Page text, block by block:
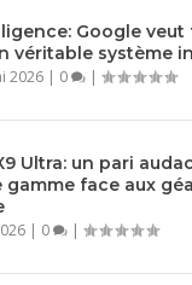
Google veut
véritable système
2026 | 0 |
Ultra: un pari
gamme face aux
| 0 |